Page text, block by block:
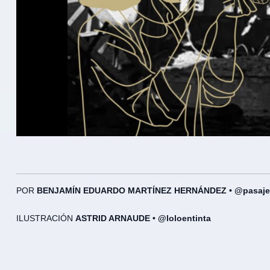
POR BENJAMÍN EDUARDO MARTÍNEZ HERNÁNDEZ •
ILUSTRACIÓN ASTRID ARNAUDE • @loloentinta